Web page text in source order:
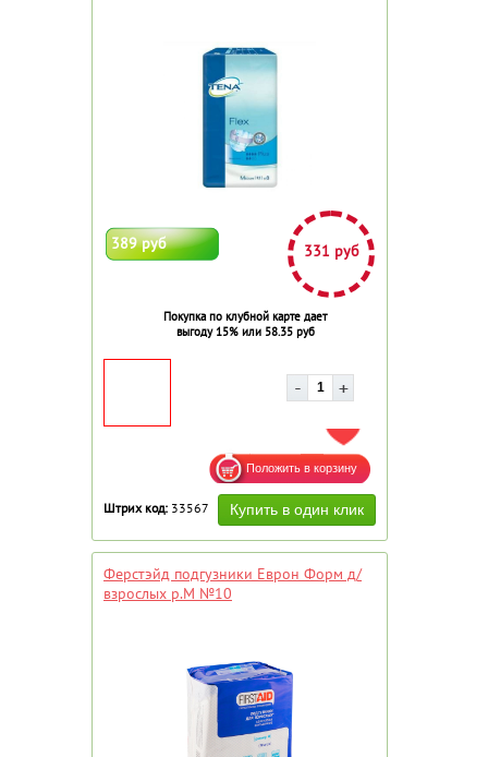
389 руб 331 руб
Покупка по клубной карте дает
выгоду 15% или 58.35 руб
ДОБАВИТЬ В ИЗБРАННОЕ
Штрих код: 33567
Ферстэйд подгузники Еврон Форм д/
взрослых р.М №10